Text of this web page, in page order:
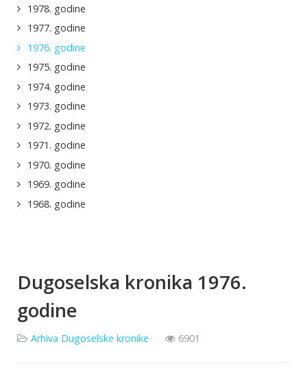
1978. godine
1977. godine
1976. godine
1975. godine
1974. godine
1973. godine
1972. godine
1971. godine
1970. godine
1969. godine
1968. godine
Dugoselska kronika 1976.
godine
Arhiva Dugoselske kronike 6901